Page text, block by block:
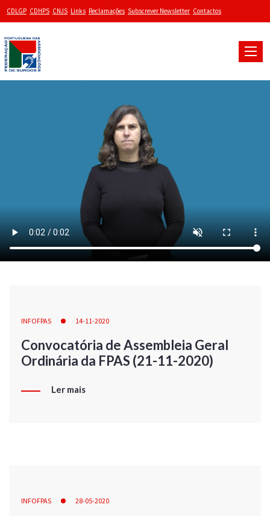
CDLGP CDHPS CNJS Links Reclamações Subscrever Newsletter Contactos
Toggle
INFOFPAS 14-11-2020
Convocatória de Assembleia Geral
Ordinária da FPAS (21-11-2020)
Ler mais
INFOFPAS 28-05-2020